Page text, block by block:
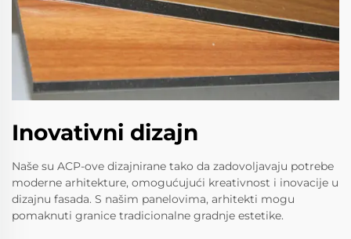
Inovativni dizajn
Naše su ACP-ove dizajnirane tako da zadovoljavaju potrebe
moderne arhitekture, omogućujući kreativnost i inovacije u
dizajnu fasada. S našim panelovima, arhitekti mogu
pomaknuti granice tradicionalne gradnje estetike.